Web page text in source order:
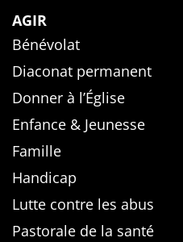
AGIR
Bénévolat
Diaconat permanent
Donner à l’Église
Enfance & Jeunesse
Famille
Handicap
Lutte contre les abus
Pastorale de la santé